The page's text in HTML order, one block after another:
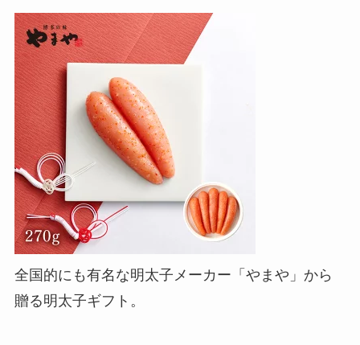
全国的にも有名な明太子メーカー「やまや」から
贈る明太子ギフト。